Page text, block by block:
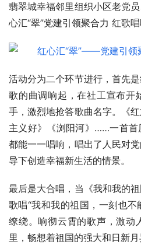
翡翠城幸福邻里组织小区老党
心汇“翠”党建引领聚合力 红歌唱
活动分为二个环节进行，首先
歌的曲调响起，在社工宣布开
手，激烈地抢答歌曲名字。《
主义好》《浏阳河》……一首首
都能一一唱响，唱出了人民对
导下创造幸福新生活的情景。
最后是大合唱，当《我和我的
歌唱“我和我的祖国，一刻也
缭绕。响彻云霄的歌声，激动
里，畅想着祖国的强大和日新月